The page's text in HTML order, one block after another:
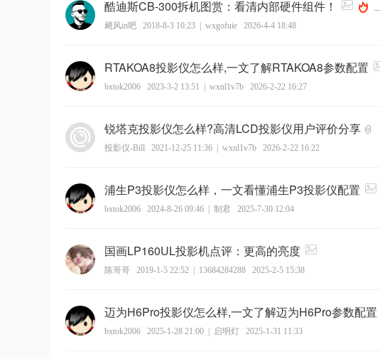
酷迪斯CB-300拆机图赏：看清内部硬件组件！ ...
飓风in吧
2018-8-3 10:23 wxgofuie 2026-4-4 18:48
RTAKOA8投影仪怎么样,一文了解RTAKOA8参数配置
bxtok2006 2023-3-2 13:51 wxnl1v7b 2026-2-22 16:27
锐塔克投影仪怎么样?高清LCD投影仪用户评价分享
投影仪-Bill 2021-12-25 11:36 wxnl1v7b 2026-2-22 16:22
浦生P3投影仪怎么样，一文看懂浦生P3投影仪配置
bxtok2006 2024-8-26 09:46 制君 2025-7-30 12:04
国画LP160UL投影机点评：更高的亮度
陈哥哥 2019-1-5 22:52 13684284288 2025-2-5 15:38
迈为H6Pro投影仪怎么样,一文了解迈为H6Pro参数配置
bxtok2006 2025-1-28 21:00 启明灯 2025-1-31 11:33